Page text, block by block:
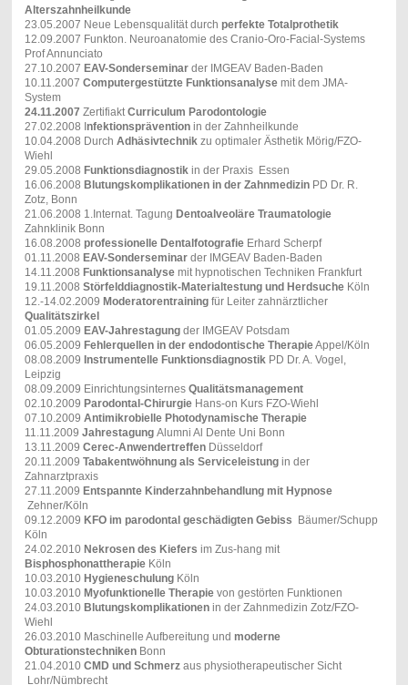
Alterszahnheilkunde
23.05.2007 Neue Lebensqualität durch perfekte Totalprothetik
12.09.2007 Funkton. Neuroanatomie des Cranio-Oro-Facial-Systems
Prof Annunciato
27.10.2007 EAV-Sonderseminarder IMGEAV Baden-Baden
10.11.2007 Computergestützte Funktionsanalysemit dem JMA-
System
24.11.2007 Zertifiakt Curriculum Parodontologie
27.02.2008 Infektionspräventionin der Zahnheilkunde
10.04.2008 Durch Adhäsivtechnik zu optimaler Ästhetik Mörig/FZO-
Wiehl
29.05.2008 Funktionsdiagnostik in der Praxis Essen
16.06.2008 Blutungskomplikationen in der ZahnmedizinPD Dr. R.
Zotz, Bonn
21.06.2008 1.Internat. Tagung Dentoalveoläre Traumatologie
Zahnklinik Bonn
16.08.2008 professionelle DentalfotografieErhard Scherpf
01.11.2008 EAV-Sonderseminarder IMGEAV Baden-Baden
14.11.2008 Funktionsanalysemit hypnotischen Techniken Frankfurt
19.11.2008 Störfelddiagnostik-Materialtestung und HerdsucheKöln
12.-14.02.2009 Moderatorentrainingfür Leiter zahnärztlicher
Qualitätszirkel
01.05.2009 EAV-Jahrestagungder IMGEAV Potsdam
06.05.2009 Fehlerquellen in der endodontische TherapieAppel/Köln
08.08.2009 Instrumentelle Funktionsdiagnostik PD Dr. A. Vogel,
Leipzig
08.09.2009 Einrichtungsinternes Qualitätsmanagement
02.10.2009 Parodontal-ChirurgieHans-on Kurs FZO-Wiehl
07.10.2009 Antimikrobielle Photodynamische Therapie
11.11.2009 JahrestagungAlumni Al Dente Uni Bonn
13.11.2009 Cerec-AnwendertreffenDüsseldorf
20.11.2009 Tabakentwöhnung als Serviceleistungin der
Zahnarztpraxis
27.11.2009 Entspannte Kinderzahnbehandlung mit Hypnose
Zehner/Köln
09.12.2009 KFO im parodontal geschädigten Gebiss Bäumer/Schupp
Köln
24.02.2010 Nekrosen des Kiefers im Zus-hang mit
BisphosphonattherapieKöln
10.03.2010 HygieneschulungKöln
10.03.2010 Myofunktionelle Therapievon gestörten Funktionen
24.03.2010 Blutungskomplikationenin der Zahnmedizin Zotz/FZO-
Wiehl
26.03.2010 Maschinelle Aufbereitung und moderne
ObturationstechnikenBonn
21.04.2010 CMD und Schmerzaus physiotherapeutischer Sicht
Lohr/Nümbrecht